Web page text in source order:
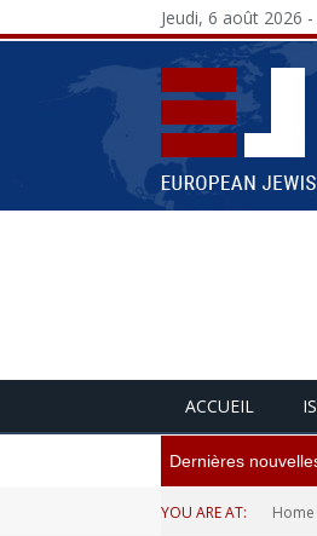
Jeudi, 6 août 2026
ACCUEIL
Dernières
YOU ARE AT: Home